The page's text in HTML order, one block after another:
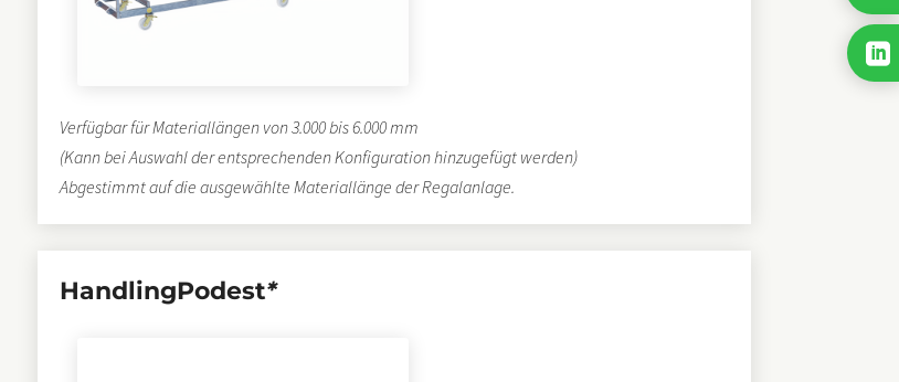
Verfügbar für Materiallängen von 3.000 bis 6.000 mm
(Kann bei Auswahl der entsprechenden Konfiguration hinzugefügt werden)
Abgestimmt auf die ausgewählte Materiallänge der Regalanlage.
HandlingPodest*
